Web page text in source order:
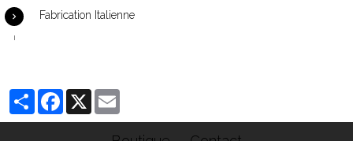
Fabrication Italienne
PartagerFacebook
X